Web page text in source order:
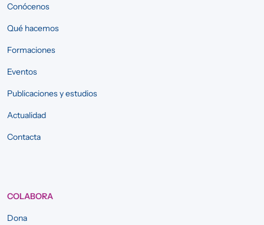
Conócenos
Qué hacemos
Formaciones
Eventos
Publicaciones y estudios
Actualidad
Contacta
COLABORA
Dona